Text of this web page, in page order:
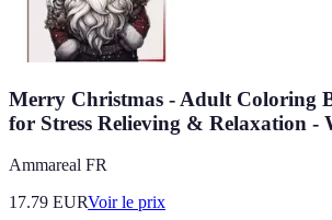
Merry Christmas - Adult Coloring
for Stress Relieving & Relaxation -
Ammareal FR
17.79 EURVoir le prix